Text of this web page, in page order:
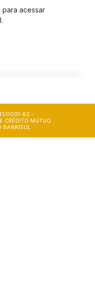
para acessar
0001-82 –
CRÉDITO MÚTUO
BANRISUL